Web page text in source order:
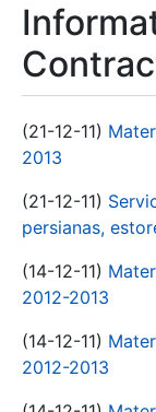
(21-12-11)
2013
(21-12-11)
persianas,
(14-12-11)
2012-2013
(14-12-11)
2012-2013